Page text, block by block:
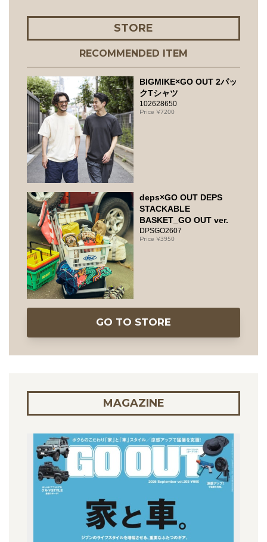
STORE
RECOMMENDED ITEM
BIGMIKE×GO OUT 2パッ
クTシャツ
102628650
7200
deps×GO OUT DEPS
STACKABLE
BASKET_GO OUT ver.
DPSGO2607
3950
GO TO STORE
MAGAZINE